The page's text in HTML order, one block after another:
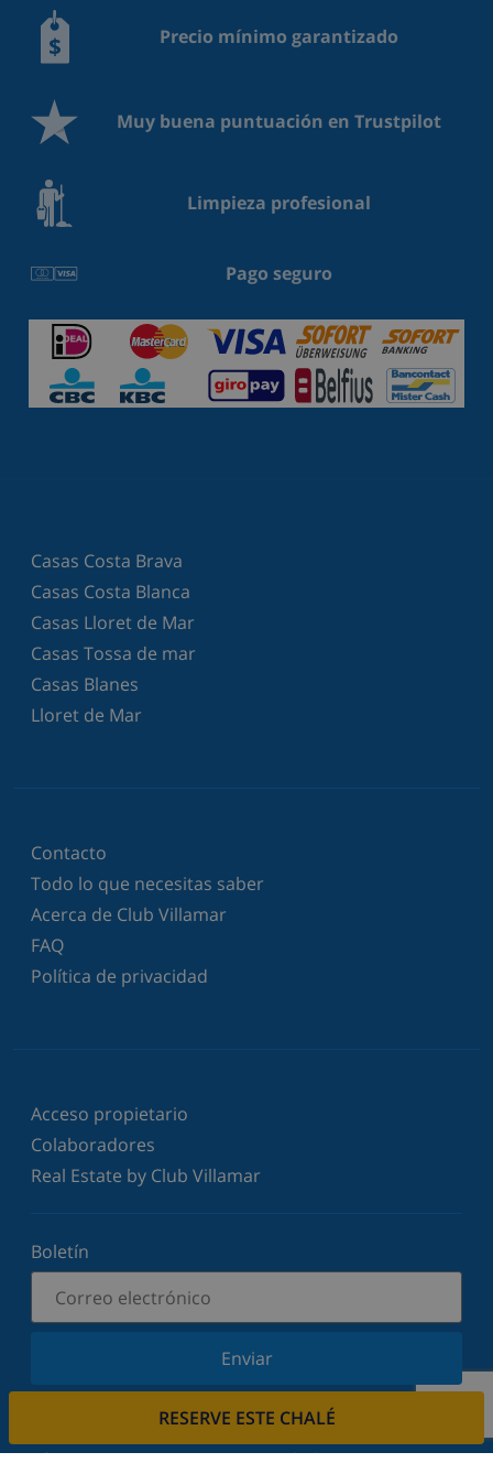
RESERVE ESTE CHALÉ
Precio mínimo garantizado
Muy buena puntuación en Trustpilot
Limpieza profesional
Pago seguro
Casas Costa Brava
Casas Costa Blanca
Casas Lloret de Mar
Casas Tossa de mar
Casas Blanes
Lloret de Mar
Contacto
Todo lo que necesitas saber
Acerca de Club Villamar
FAQ
Política de privacidad
Acceso propietario
Colaboradores
Real Estate by Club Villamar
Boletín
Enviar
Suscríbase a nuestro boletín y manténgase
ofertas. Respetamos su privacidad.